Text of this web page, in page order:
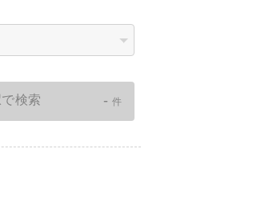
検索 - 件